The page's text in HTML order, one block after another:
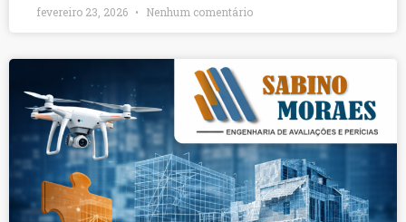
fevereiro 23, 2026 Nenhum comentário